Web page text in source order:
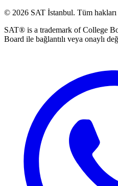
© 2026 SAT İstanbul. Tüm hakları
SAT® is a trademark of College
Board ile bağlantılı veya onaylı